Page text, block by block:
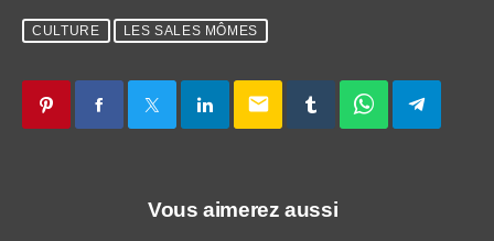
CULTURE LES SALES MÔMES
email
Vous aimerez aussi